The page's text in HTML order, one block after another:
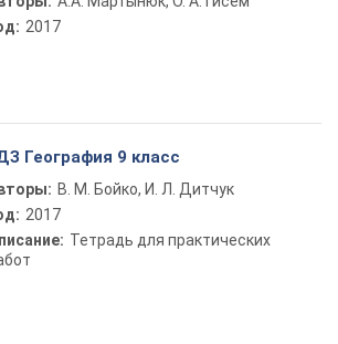
2017
География 9 класс
В. М. Бойко, И. Л. Дитчук
2017
Тетрадь для практических